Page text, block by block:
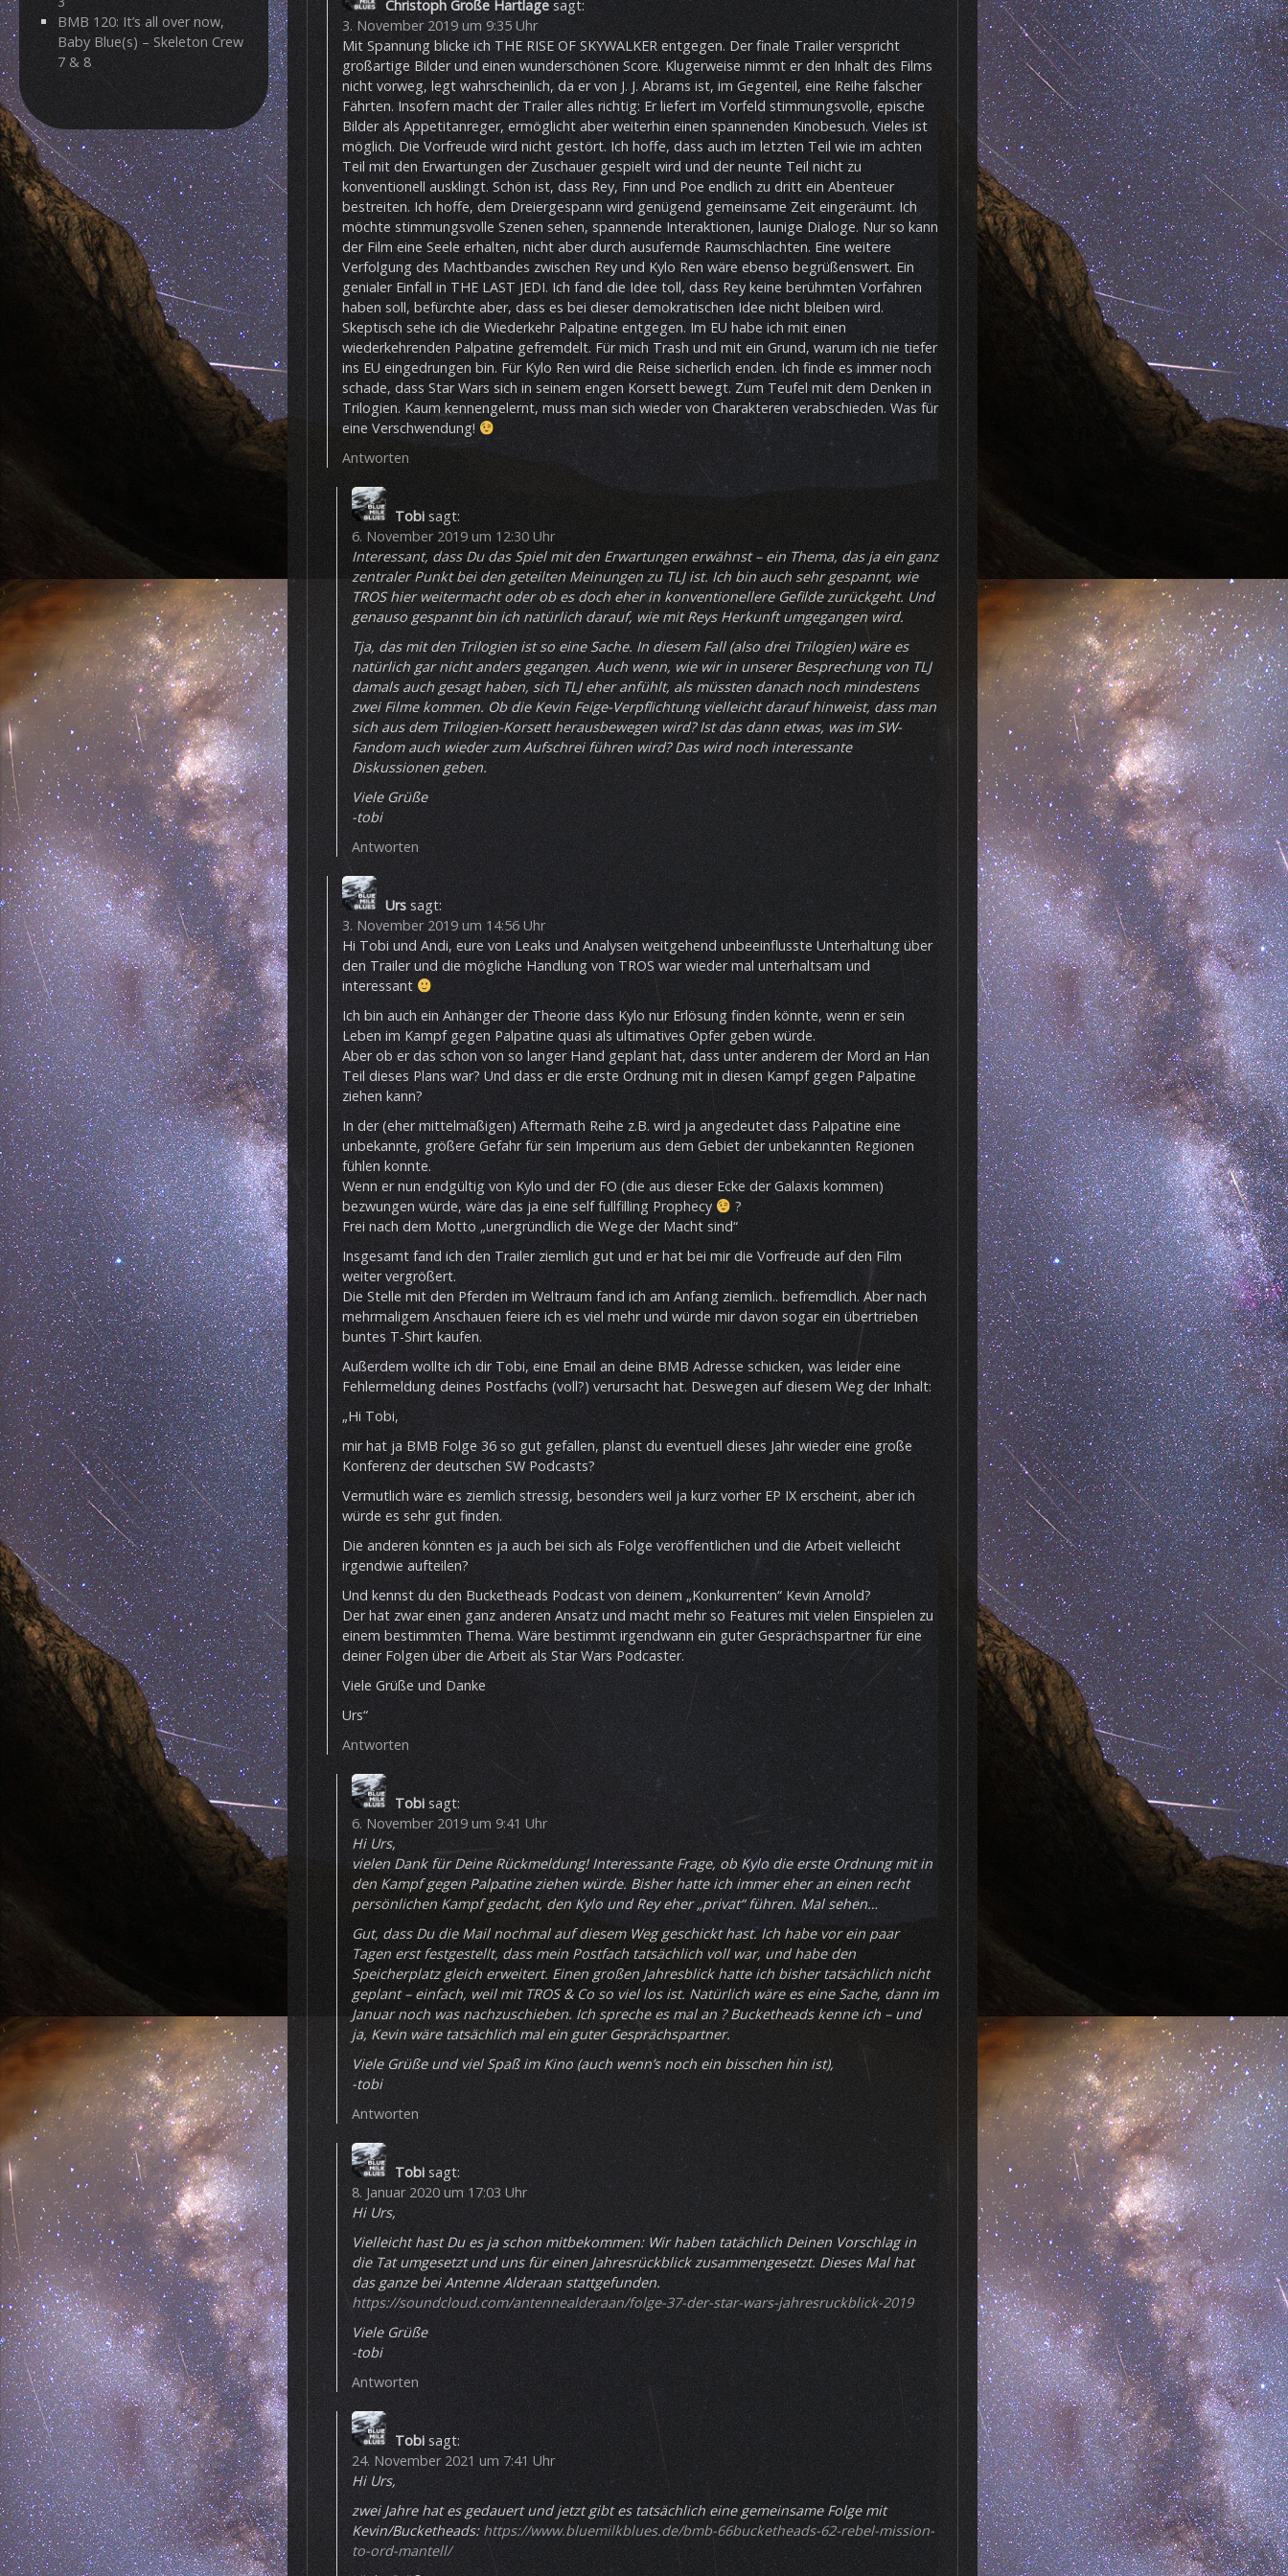
BMB 120: It’s all over now,
Baby Blue(s) – Skeleton Crew
7 & 8
Christoph Große Hartlage sagt:
3. November 2019 um 9:35 Uhr
Mit Spannung blicke ich THE RISE OF SKYWALKER entgegen. Der finale Trailer verspricht
großartige Bilder und einen wunderschönen Score. Klugerweise nimmt er den Inhalt des Films
nicht vorweg, legt wahrscheinlich, da er von J. J. Abrams ist, im Gegenteil, eine Reihe falscher
Fährten. Insofern macht der Trailer alles richtig: Er liefert im Vorfeld stimmungsvolle, epische
Bilder als Appetitanreger, ermöglicht aber weiterhin einen spannenden Kinobesuch. Vieles ist
möglich. Die Vorfreude wird nicht gestört. Ich hoffe, dass auch im letzten Teil wie im achten
Teil mit den Erwartungen der Zuschauer gespielt wird und der neunte Teil nicht zu
konventionell ausklingt. Schön ist, dass Rey, Finn und Poe endlich zu dritt ein Abenteuer
bestreiten. Ich hoffe, dem Dreiergespann wird genügend gemeinsame Zeit eingeräumt. Ich
möchte stimmungsvolle Szenen sehen, spannende Interaktionen, launige Dialoge. Nur so kann
der Film eine Seele erhalten, nicht aber durch ausufernde Raumschlachten. Eine weitere
Verfolgung des Machtbandes zwischen Rey und Kylo Ren wäre ebenso begrüßenswert. Ein
genialer Einfall in THE LAST JEDI. Ich fand die Idee toll, dass Rey keine berühmten Vorfahren
haben soll, befürchte aber, dass es bei dieser demokratischen Idee nicht bleiben wird.
Skeptisch sehe ich die Wiederkehr Palpatine entgegen. Im EU habe ich mit einen
wiederkehrenden Palpatine gefremdelt. Für mich Trash und mit ein Grund, warum ich nie tiefer
ins EU eingedrungen bin. Für Kylo Ren wird die Reise sicherlich enden. Ich finde es immer noch
schade, dass Star Wars sich in seinem engen Korsett bewegt. Zum Teufel mit dem Denken in
Trilogien. Kaum kennengelernt, muss man sich wieder von Charakteren verabschieden. Was für
eine Verschwendung!
Antworten
Tobi sagt:
6. November 2019 um 12:30 Uhr
Interessant, dass Du das Spiel mit den Erwartungen erwähnst – ein Thema, das ja ein ganz
zentraler Punkt bei den geteilten Meinungen zu TLJ ist. Ich bin auch sehr gespannt, wie
TROS hier weitermacht oder ob es doch eher in konventionellere Gefilde zurückgeht. Und
genauso gespannt bin ich natürlich darauf, wie mit Reys Herkunft umgegangen wird.
Tja, das mit den Trilogien ist so eine Sache. In diesem Fall (also drei Trilogien) wäre es
natürlich gar nicht anders gegangen. Auch wenn, wie wir in unserer Besprechung von TLJ
damals auch gesagt haben, sich TLJ eher anfühlt, als müssten danach noch mindestens
zwei Filme kommen. Ob die Kevin Feige-Verpflichtung vielleicht darauf hinweist, dass man
sich aus dem Trilogien-Korsett herausbewegen wird? Ist das dann etwas, was im SW-
Fandom auch wieder zum Aufschrei führen wird? Das wird noch interessante
Diskussionen geben.
Viele Grüße
-tobi
Antworten
Urs sagt:
3. November 2019 um 14:56 Uhr
Hi Tobi und Andi, eure von Leaks und Analysen weitgehend unbeeinflusste Unterhaltung über
den Trailer und die mögliche Handlung von TROS war wieder mal unterhaltsam und
interessant
Ich bin auch ein Anhänger der Theorie dass Kylo nur Erlösung finden könnte, wenn er sein
Leben im Kampf gegen Palpatine quasi als ultimatives Opfer geben würde.
Aber ob er das schon von so langer Hand geplant hat, dass unter anderem der Mord an Han
Teil dieses Plans war? Und dass er die erste Ordnung mit in diesen Kampf gegen Palpatine
ziehen kann?
In der (eher mittelmäßigen) Aftermath Reihe z.B. wird ja angedeutet dass Palpatine eine
unbekannte, größere Gefahr für sein Imperium aus dem Gebiet der unbekannten Regionen
fühlen konnte.
Wenn er nun endgültig von Kylo und der FO (die aus dieser Ecke der Galaxis kommen)
bezwungen würde, wäre das ja eine self fullfilling Prophecy
?
Frei nach dem Motto „unergründlich die Wege der Macht sind“
Insgesamt fand ich den Trailer ziemlich gut und er hat bei mir die Vorfreude auf den Film
weiter vergrößert.
Die Stelle mit den Pferden im Weltraum fand ich am Anfang ziemlich.. befremdlich. Aber nach
mehrmaligem Anschauen feiere ich es viel mehr und würde mir davon sogar ein übertrieben
buntes T-Shirt kaufen.
Außerdem wollte ich dir Tobi, eine Email an deine BMB Adresse schicken, was leider eine
Fehlermeldung deines Postfachs (voll?) verursacht hat. Deswegen auf diesem Weg der Inhalt:
„Hi Tobi,
mir hat ja BMB Folge 36 so gut gefallen, planst du eventuell dieses Jahr wieder eine große
Konferenz der deutschen SW Podcasts?
Vermutlich wäre es ziemlich stressig, besonders weil ja kurz vorher EP IX erscheint, aber ich
würde es sehr gut finden.
Die anderen könnten es ja auch bei sich als Folge veröffentlichen und die Arbeit vielleicht
irgendwie aufteilen?
Und kennst du den Bucketheads Podcast von deinem „Konkurrenten“ Kevin Arnold?
Der hat zwar einen ganz anderen Ansatz und macht mehr so Features mit vielen Einspielen zu
einem bestimmten Thema. Wäre bestimmt irgendwann ein guter Gesprächspartner für eine
deiner Folgen über die Arbeit als Star Wars Podcaster.
Viele Grüße und Danke
Urs“
Antworten
Tobi sagt:
6. November 2019 um 9:41 Uhr
Hi Urs,
vielen Dank für Deine Rückmeldung! Interessante Frage, ob Kylo die erste Ordnung mit in
den Kampf gegen Palpatine ziehen würde. Bisher hatte ich immer eher an einen recht
persönlichen Kampf gedacht, den Kylo und Rey eher „privat“ führen. Mal sehen…
Gut, dass Du die Mail nochmal auf diesem Weg geschickt hast. Ich habe vor ein paar
Tagen erst festgestellt, dass mein Postfach tatsächlich voll war, und habe den
Speicherplatz gleich erweitert. Einen großen Jahresblick hatte ich bisher tatsächlich nicht
geplant – einfach, weil mit TROS & Co so viel los ist. Natürlich wäre es eine Sache, dann im
Januar noch was nachzuschieben. Ich spreche es mal an ? Bucketheads kenne ich – und
ja, Kevin wäre tatsächlich mal ein guter Gesprächspartner.
Viele Grüße und viel Spaß im Kino (auch wenn’s noch ein bisschen hin ist),
-tobi
Antworten
Tobi sagt:
8. Januar 2020 um 17:03 Uhr
Hi Urs,
Vielleicht hast Du es ja schon mitbekommen: Wir haben tatächlich Deinen Vorschlag in
die Tat umgesetzt und uns für einen Jahresrückblick zusammengesetzt. Dieses Mal hat
das ganze bei Antenne Alderaan stattgefunden.
https://soundcloud.com/antennealderaan/folge-37-der-star-wars-jahresruckblick-2019
Viele Grüße
-tobi
Antworten
Tobi sagt:
24. November 2021 um 7:41 Uhr
Hi Urs,
zwei Jahre hat es gedauert und jetzt gibt es tatsächlich eine gemeinsame Folge mit
Kevin/Bucketheads:https://www.bluemilkblues.de/bmb-66bucketheads-62-rebel-mission-
to-ord-mantell/